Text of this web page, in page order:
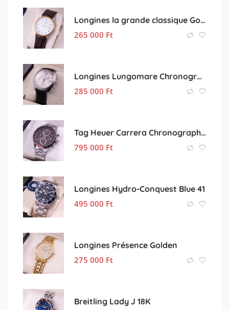
Longines la grande classique Golden
265 000 Ft
Longines Lungomare Chronograph
285 000 Ft
Tag Heuer Carrera Chronograph Brown
795 000 Ft
Longines Hydro-Conquest Blue 41
495 000 Ft
Longines Présence Golden
275 000 Ft
Breitling Lady J 18K